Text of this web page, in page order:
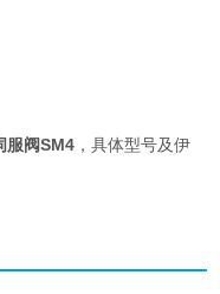
服阀SM4 ，具体型号及伊